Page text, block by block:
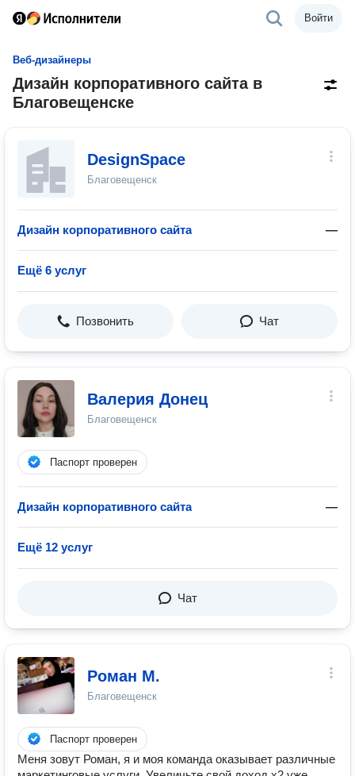
Войти
Веб-дизайнеры
Дизайн корпоративного сайта в
Благовещенске
DesignSpace
Благовещенск
Дизайн корпоративного сайта —
Ещё 6 услуг
Позвонить Чат
Валерия Донец
Благовещенск
Паспорт проверен
Дизайн корпоративного сайта —
Ещё 12 услуг
Чат
Роман М.
Благовещенск
Паспорт проверен
Меня зовут Роман, я и моя команда оказывает различные